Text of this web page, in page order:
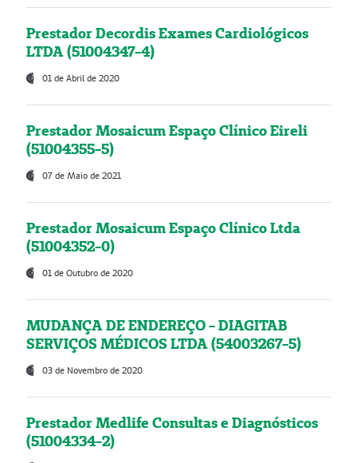
Prestador Decordis Exames Cardiológicos
LTDA (51004347-4)
01 de Abril de 2020
Prestador Mosaicum Espaço Clínico Eireli
(51004355-5)
07 de Maio de 2021
Prestador Mosaicum Espaço Clínico Ltda
(51004352-0)
01 de Outubro de 2020
MUDANÇA DE ENDEREÇO - DIAGITAB
SERVIÇOS MÉDICOS LTDA (54003267-5)
03 de Novembro de 2020
Prestador Medlife Consultas e Diagnósticos
(51004334-2)